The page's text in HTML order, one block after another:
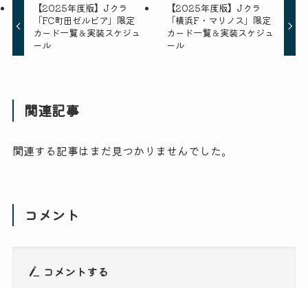
【2025年度版】Jクラ
「FC町田ゼルビア」限定
カード一覧＆実装スケジュ
ール
【2025年度版】Jクラ
「横浜F・マリノス」限定
カード一覧＆実装スケジュ
ール
関連記事
関連する記事はまだ見つかりませんでした。
コメント
コメントする